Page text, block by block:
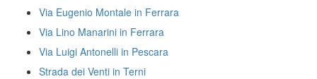
Via Eugenio Montale in Ferrara
Via Lino Manarini in Ferrara
Via Luigi Antonelli in Pescara
Strada dei Venti in Terni